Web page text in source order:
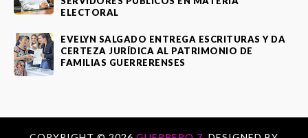
ELECTORAL
EVELYN SALGADO ENTREGA ESCRITURAS Y DA
CERTEZA JURÍDICA AL PATRIMONIO DE
FAMILIAS GUERRERENSES